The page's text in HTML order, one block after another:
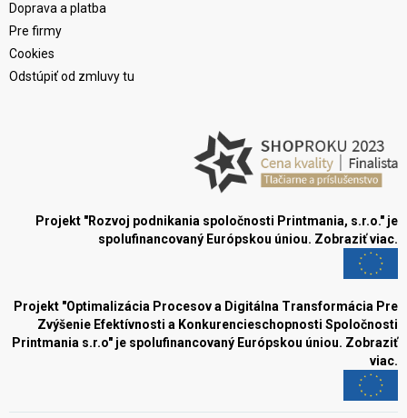
Doprava a platba
Pre firmy
Cookies
Odstúpiť od zmluvy tu
Projekt "Rozvoj podnikania spoločnosti Printmania, s.r.o." je
spolufinancovaný Európskou úniou. Zobraziť viac.
Projekt "Optimalizácia Procesov a Digitálna Transformácia Pre
Zvýšenie Efektívnosti a Konkurencieschopnosti Spoločnosti
Printmania s.r.o" je spolufinancovaný Európskou úniou. Zobraziť
viac.